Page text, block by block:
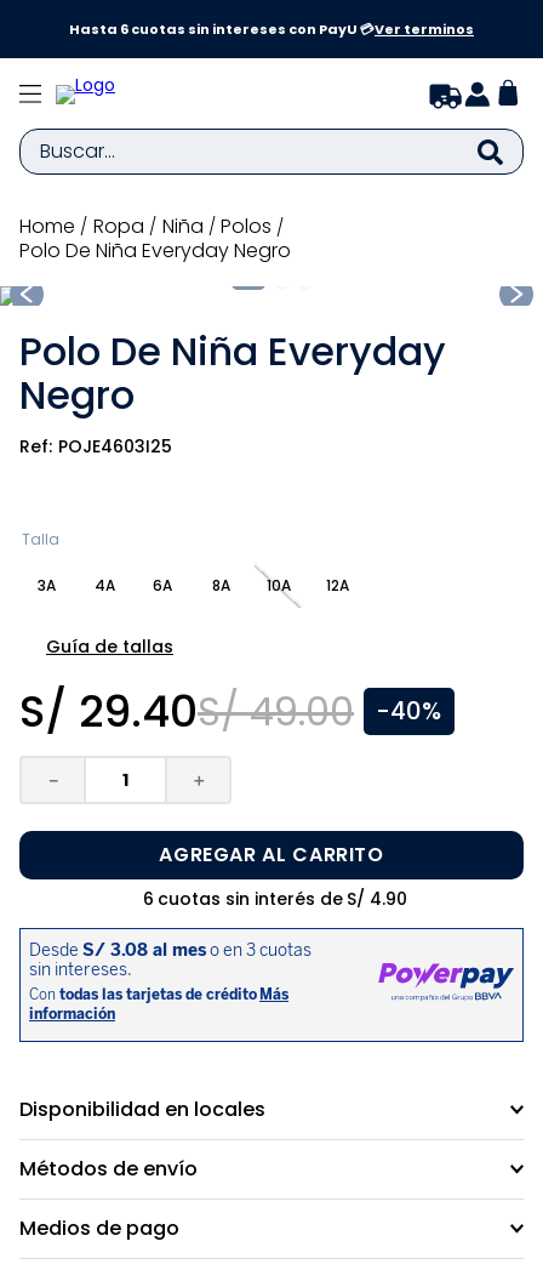
Hasta 6 cuotas sin intereses con PayU 💳Ver terminos
Buscar...
ropa niña
polos
Polo De Niña Everyday Negro
Polo De Niña Everyday
Negro
POJE4603I25
Talla
3A 4A 6A 8A 10A 12A
Guía de tallas
S/ 29.40S/ 49.00 -40%
＋
－
AGREGAR AL CARRITO
6 cuotas sin interés de S/ 4.90
Disponibilidad en locales
Métodos de envío
Medios de pago
TÉRMINOS MÁS BUSCADOS
1.
zapatillas niña
2.
3.
medias
4.
sandalias
sandalias niño